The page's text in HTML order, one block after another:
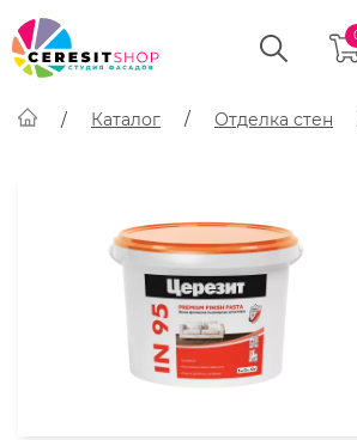
Каталог Отделка стен